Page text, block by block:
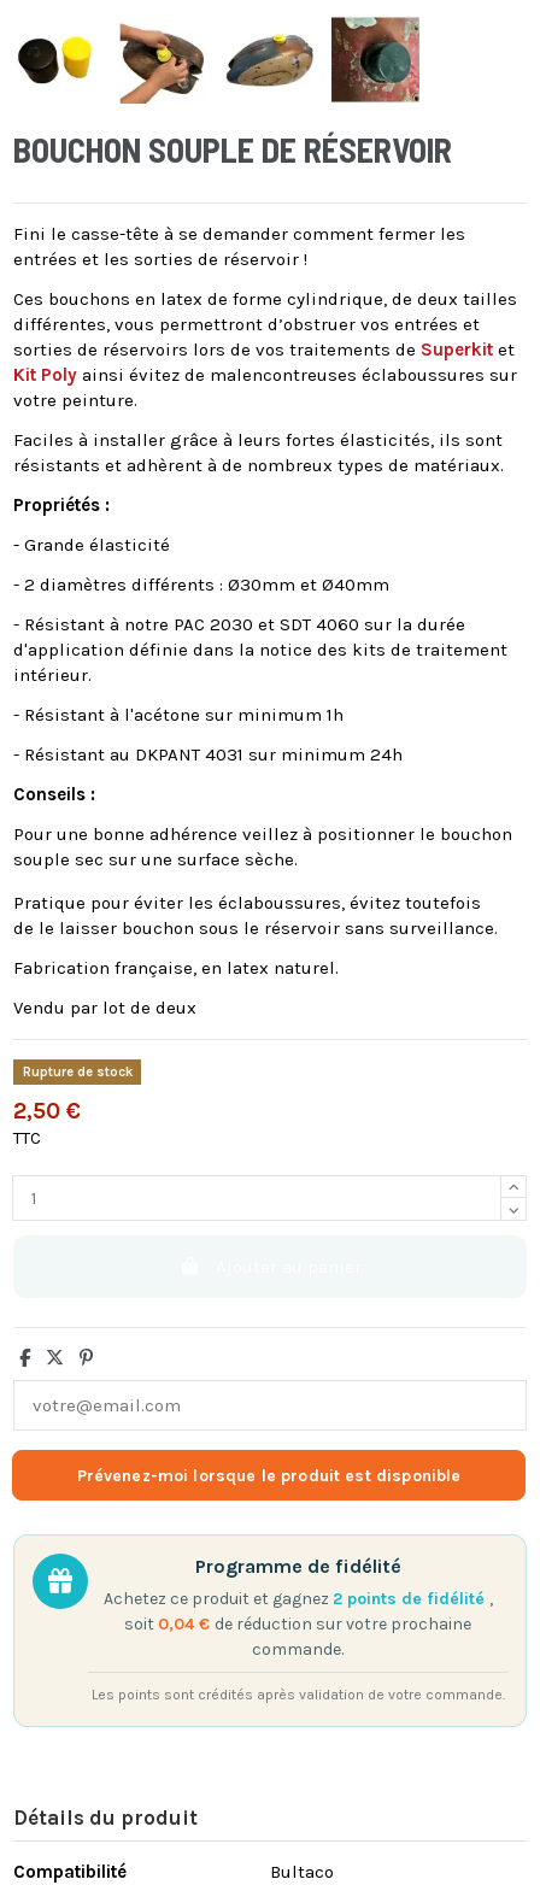
BOUCHON SOUPLE DE RÉSERVOIR
Fini le casse-tête à se demander comment fermer les
entrées et les sorties de réservoir !
Ces bouchons en latex de forme cylindrique, de deux tailles
différentes, vous permettront d’obstruer vos entrées et
sorties de réservoirs lors de vos traitements de Superkitet
Kit Poly ainsi évitez de malencontreuses éclaboussures sur
votre peinture.
Faciles à installer grâce à leurs fortes élasticités, ils sont
résistants et adhèrent à de nombreux types de matériaux.
Propriétés :
- Grande élasticité
- 2 diamètres différents : Ø30mm et Ø40mm
- Résistant à notre PAC 2030 et SDT 4060 sur la durée
d'application définie dans la notice des kits de traitement
intérieur.
- Résistant à l'acétone sur minimum 1h
- Résistant au DKPANT 4031 sur minimum 24h
Conseils :
Pour une bonne adhérence veillez à positionner le bouchon
souple sec sur une surface sèche.
Pratique pour éviter les éclaboussures, évitez toutefois
de le laisser bouchon sous le réservoir sans surveillance.
Fabrication française, en latex naturel.
Vendu par lot de deux
Rupture de stock
2,50 €
TTC
Programme de fidélité
Achetez ce produit et gagnez 2points de fidélité ,
soit 0,04 € de réduction sur votre prochaine
commande.
Les points sont crédités après validation de votre commande.
Détails du produit
Compatibilité Bultaco